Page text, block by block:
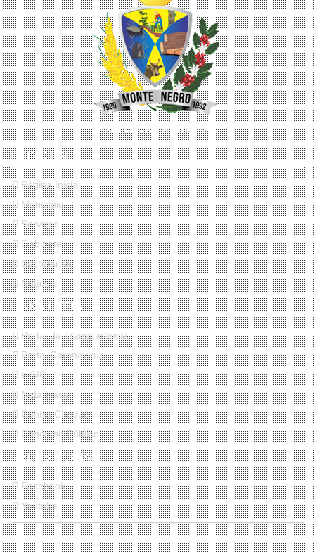
PRINCIPAL
Página Inicial
Município
Serviços
Gabinete
Secretarias
Notícias
LINKS ÚTEIS
Portal da Transparência
Portal Coronavirus
e-SIC
Nota Fiscal
Contra Cheque
Concurso Público
REDES SOCIAIS
Facebook
Youtube